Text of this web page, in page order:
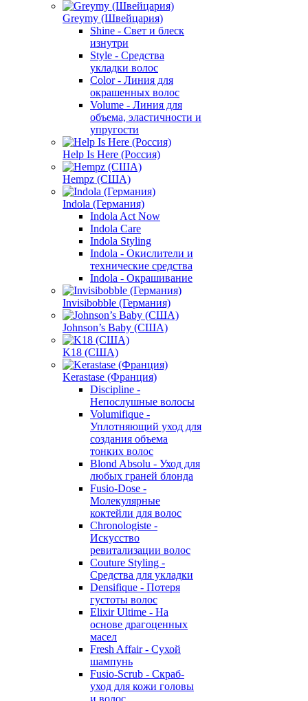
Greymy (Швейцария)
Shine - Свет и блеск
изнутри
Style - Средства
укладки волос
Color - Линия для
окрашенных волос
Volume - Линия для
объема, эластичности и
упругости
Help Is Here (Россия)
Hempz (США)
Indola (Германия)
Indola Act Now
Indola Care
Indola Styling
Indola - Окислители и
технические средства
Indola - Окрашивание
Invisibobble (Германия)
Johnson’s Baby (США)
K18 (США)
Kerastase (Франция)
Discipline -
Непослушные волосы
Volumifique -
Уплотняющий уход для
создания объема
тонких волос
Blond Absolu - Уход для
любых граней блонда
Fusio-Dose -
Молекулярные
коктейли для волос
Chronologiste -
Искусство
ревитализации волос
Couture Styling -
Средства для укладки
Densifique - Потеря
густоты волос
Elixir Ultime - На
основе драгоценных
масел
Fresh Affair - Сухой
шампунь
Fusio-Scrub - Скраб-
уход для кожи головы
и волос